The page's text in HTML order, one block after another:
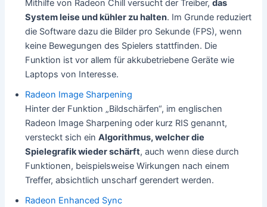
Mithilfe von Radeon Chill versucht der Treiber,das
System leise und kühler zu halten. Im Grunde reduziert
die Software dazu die Bilder pro Sekunde (FPS), wenn
keine Bewegungen des Spielers stattfinden. Die
Funktion ist vor allem für akkubetriebene Geräte wie
Laptops von Interesse.
Radeon Image Sharpening
Hinter der Funktion „Bildschärfen“, im englischen
Radeon Image Sharpening oder kurz RIS genannt,
versteckt sich einAlgorithmus, welcher die
Spielegrafik wieder schärft, auch wenn diese durch
Funktionen, beispielsweise Wirkungen nach einem
Treffer, absichtlich unscharf gerendert werden.
Radeon Enhanced Sync